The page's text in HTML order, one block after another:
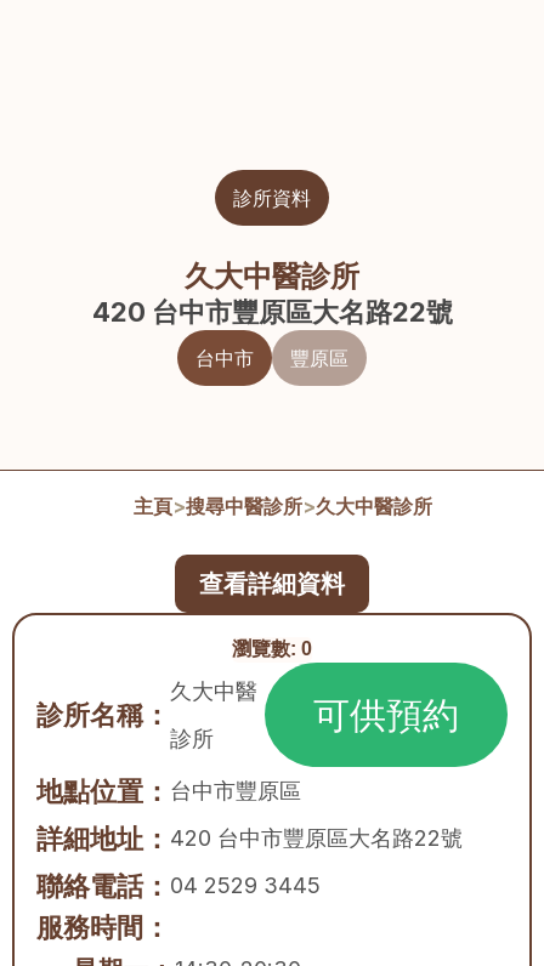
診所資料
久大中醫診所
420 台中市豐原區大名路22號
台中市 豐原區
主頁>搜尋中醫診所>久大中醫診所
瀏覽數: 0
診所名稱：
久大中醫
診所
可供預約
地點位置： 台中市豐原區
詳細地址： 420 台中市豐原區大名路22號
聯絡電話： 04 2529 3445
服務時間：
查看詳細資料